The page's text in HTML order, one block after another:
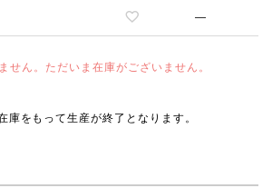
—
せん。ただいま在庫がございません。
庫をもって生産が終了となります。